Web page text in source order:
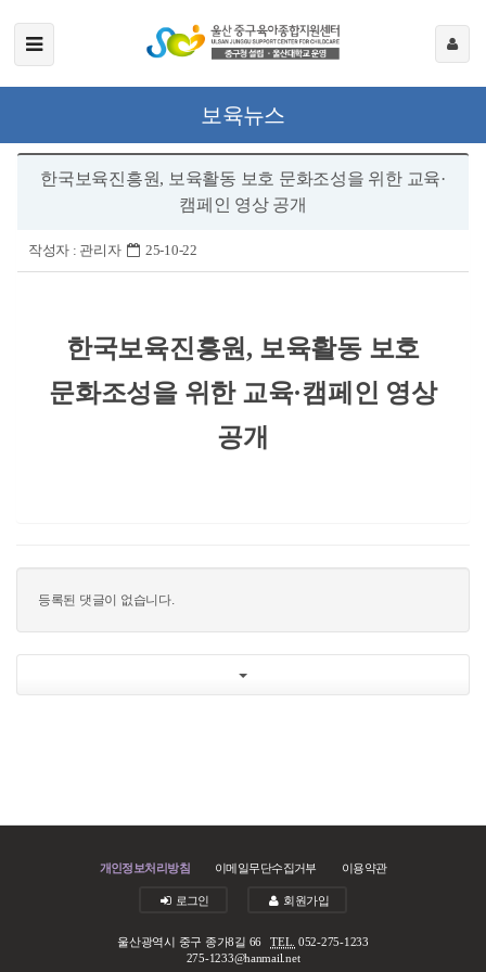
보육뉴스
한국보육진흥원, 보육활동 보호 문화조성을 위한 교육·
캠페인 영상 공개
작성자 : 관리자 25-10-22
한국보육진흥원 , 보육활동 보호
문화조성을 위한 교육·캠페인 영상
공개
등록된 댓글이 없습니다.
개인정보처리방침 이메일무단수집거부 이용약관
로그인 회원가입
울산광역시 중구 종가8길 66TEL. 052-275-1233
275-1233@hanmail.net